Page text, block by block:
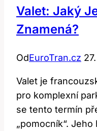
Valet: Jaký
Znamená?
OdEuroTran.cz
Valet je
pro komplexní
se tento termín
„pomocník“.